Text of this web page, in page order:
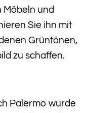
Möbeln und
Sie ihn mit
Grüntönen,
zu schaffen.
Palermo wurde